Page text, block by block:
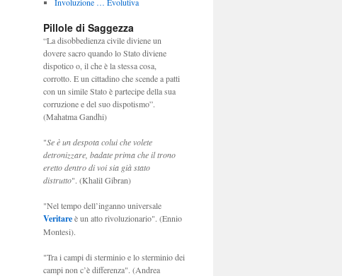
Pillole di Saggezza
“La disobbedienza civile diviene un
dovere sacro quando lo Stato diviene
dispotico o, il che è la stessa cosa,
corrotto. E un cittadino che scende a patti
con un simile Stato è partecipe della sua
corruzione e del suo dispotismo”.
(Mahatma Gandhi)
"Se è un despota colui che volete
detronizzare, badate prima che il trono
eretto dentro di voi sia già stato
distrutto". (Khalil Gibran)
"Nel tempo dell’inganno universale
Veritareè un atto rivoluzionario". (Ennio
Montesi).
"Tra i campi di sterminio e lo sterminio dei
campi non c’è differenza". (Andrea